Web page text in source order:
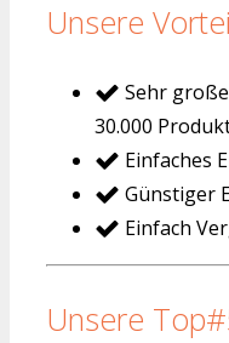
Unsere
Sehr
30.000
Einfaches
Günstiger
Einfach
Unsere